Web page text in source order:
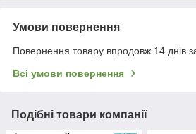
Умови повернення
Повернення товару впродовж 14 днів
Всі умови повернення
Подібні товари компанії